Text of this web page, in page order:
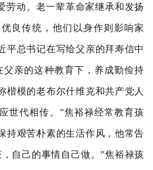
动。老一辈革命家继承和发扬
良传统，他们以身作则影响家
平总书记在写给父亲的拜寿信中
父亲的这种教育下，养成勤俭持
楷模的老布尔什维克和共产党人
世代相传。”焦裕禄经常教育孩
持艰苦朴素的生活作风，他常告
自己的事情自己做。”焦裕禄孩